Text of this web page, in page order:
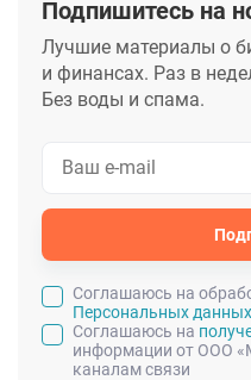
Подпишитесь на
Лучшие материалы о
и финансах. Раз в
Без воды и спама.
Cоглашаюсь на
Персональных данных
Соглашаюсь на
информации от ООО
каналам связи